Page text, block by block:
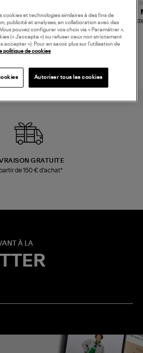
189,00 €
TORAL
Mocassins Killian Sport
Mousse
GRATUITE
de 150 € d'achat*
À LA
cookies et technologies similaires à des fins de
publicité et analyses, en collaboration avec des
pouvez configurer vos choix via « Paramétrer »,
(« J’accepte ») ou refuser ceux non strictement
accepter »). Pour en savoir plus sur l’utilisation de
politique de cookies
Autoriser tous les cookies